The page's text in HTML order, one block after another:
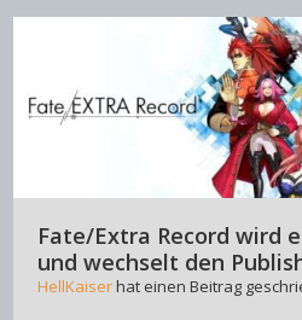
Fate/Extra Record wird
und wechselt den
HellKaiserhat einen Beitrag